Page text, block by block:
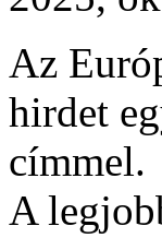
Az
hirdet
címmel.
A